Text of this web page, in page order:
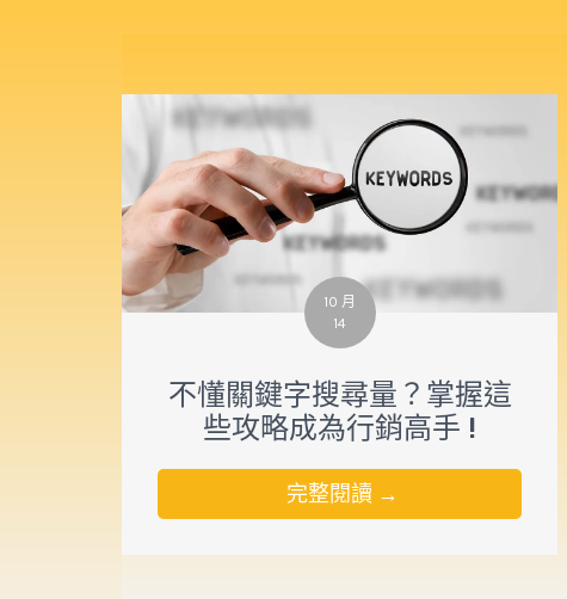
10 月
14
不懂關鍵字搜尋量？掌握這
些攻略成為行銷高手 !
完整閱讀 →